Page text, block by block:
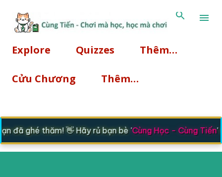
Chuyển đến nội dung
Explore Quizzes Thêm…
Cửu Chương Thêm…
đã ghé thăm! 👋 Hãy rủ bạn bè 'Cùng Học - Cùng Tiến'